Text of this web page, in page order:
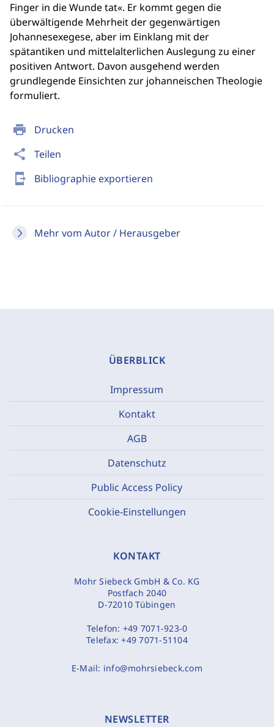
print Drucken
share Teilen
send_to_mobile Bibliographie exportieren
Mehr vom Autor / Herausgeber
Finger in die Wunde tat«. Er kommt gegen die
überwältigende Mehrheit der gegenwärtigen
Johannesexegese, aber im Einklang mit der
spätantiken und mittelalterlichen Auslegung zu einer
positiven Antwort. Davon ausgehend werden
grundlegende Einsichten zur johanneischen Theologie
formuliert.
ÜBERBLICK
Impressum
Kontakt
AGB
Datenschutz
Public Access Policy
Cookie-Einstellungen
KONTAKT
Mohr Siebeck GmbH & Co. KG
Postfach 2040
D-72010 Tübingen
Telefon: +49 7071-923-0
Telefax:+49 7071-51104
E-Mail: info@mohrsiebeck.com
NEWSLETTER